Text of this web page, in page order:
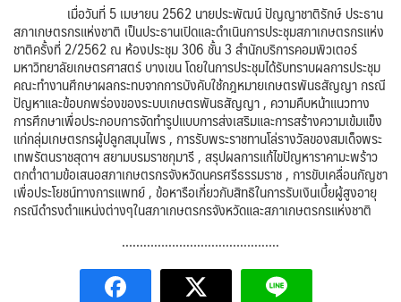
เมื่อวันที่ 5 เมษายน 2562 นายประพัฒน์ ปัญญาชาติรักษ์ ประธาน
สภาเกษตรกรแห่งชาติ เป็นประธานเปิดและดำเนินการประชุมสภาเกษตรกรแห่ง
ชาติครั้งที่ 2/2562 ณ ห้องประชุม 306 ชั้น 3 สำนักบริการคอมพิวเตอร์
มหาวิทยาลัยเกษตรศาสตร์ บางเขน โดยในการประชุมได้รับทราบผลการประชุม
คณะทำงานศึกษาผลกระทบจากการบังคับใช้กฎหมายเกษตรพันธสัญญา กรณี
ปัญหาและข้อบกพร่องของระบบเกษตรพันธสัญญา , ความคืบหน้าแนวทาง
การศึกษาเพื่อประกอบการจัดทำรูปแบบการส่งเสริมและการสร้างความเข้มแข็ง
แก่กลุ่มเกษตรกรผู้ปลูกสมุนไพร , การรับพระราชทานโล่รางวัลของสมเด็จพระ
เทพรัตนราชสุดาฯ สยามบรมราชกุมารี , สรุปผลการแก้ไขปัญหาราคามะพร้าว
ตกต่ำตามข้อเสนอสภาเกษตรกรจังหวัดนครศรีธรรมราช , การขับเคลื่อนกัญชา
เพื่อประโยชน์ทางการแพทย์ , ข้อหารือเกี่ยวกับสิทธิในการรับเงินเบี้ยผู้สูงอายุ
กรณีดำรงตำแหน่งต่างๆในสภาเกษตรกรจังหวัดและสภาเกษตรกรแห่งชาติ
……………………………………..